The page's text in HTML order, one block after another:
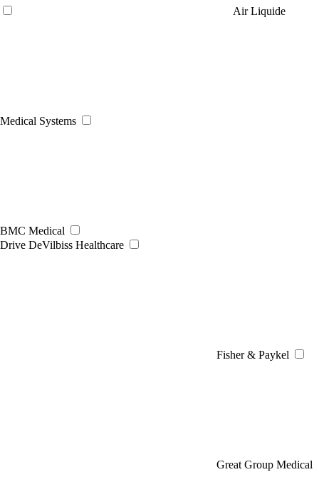
Air Liquide
Medical Systems
BMC Medical
Drive DeVilbiss Healthcare
Fisher & Paykel
Great Group Medical